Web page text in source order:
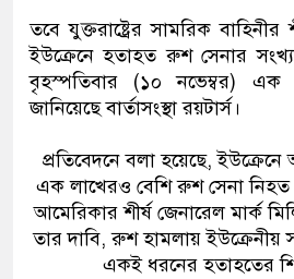
তবে যুক্তরাষ্ট্রের সামরিক
ইউক্রেনে হতাহত রুশ সেনার
বৃহস্পতিবার (১০ নভেম্বর) এক
জানিয়েছে বার্তাসংস্থা রয়টার্স।
প্রতিবেদনে বলা হয়েছে, ইউক্রেনে
এক লাখেরও বেশি রুশ সেনা
আমেরিকার শীর্ষ জেনারেল মার্ক
তার দাবি, রুশ হামলায় ইউক্রেনীয়
একই ধরনের হতাহতের